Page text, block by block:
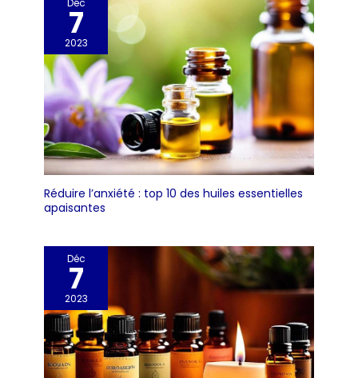
7
2023
Réduire l’anxiété : top 10 des huiles essentielles
apaisantes
Déc
7
2023